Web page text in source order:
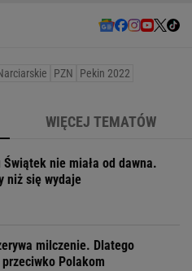
PZN Pekin 2022
WIĘCEJ TEMATÓW
nie miała od dawna.
niż się wydaje
milczenie. Dlatego
Polakom